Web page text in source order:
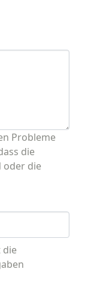
Probleme
die
oder die
die